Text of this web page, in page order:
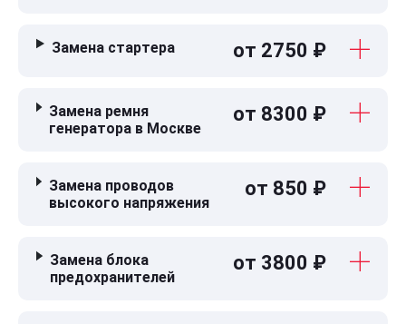
Замена стартера от 2750 ₽
Замена ремня
генератора в Москве
от 8300 ₽
Замена проводов
высокого напряжения
от 850 ₽
Замена блока
предохранителей
от 3800 ₽